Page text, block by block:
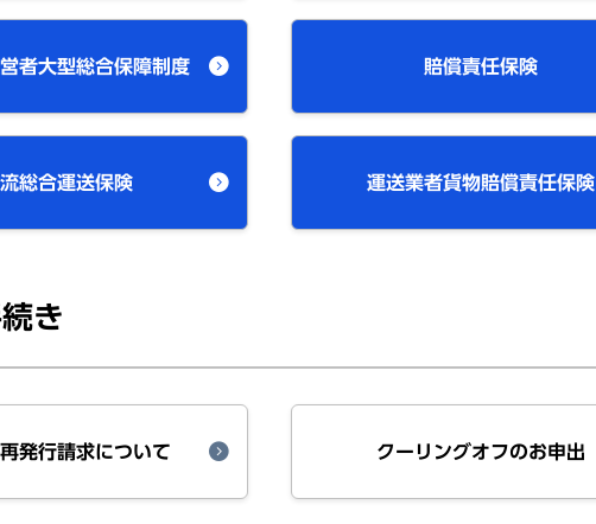
者大型総合保障制度 賠償責任保険
総合運送保険 運送業者貨物賠償責任保険
き
発行請求について クーリングオフのお申出